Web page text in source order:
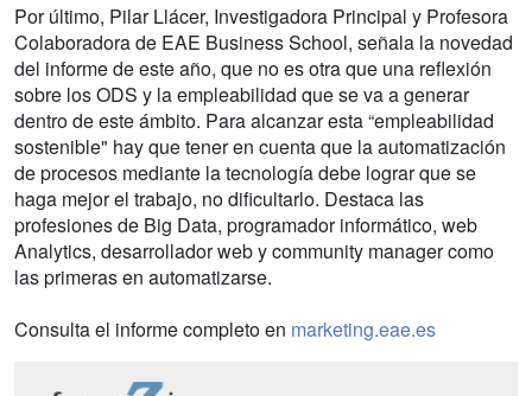
Por último, Pilar Llácer, Investigadora Principal y Profesora
Colaboradora de EAE Business School, señala la novedad
del informe de este año, que no es otra que una reflexión
sobre los ODS y la empleabilidad que se va a generar
dentro de este ámbito. Para alcanzar esta “empleabilidad
sostenible" hay que tener en cuenta que la automatización
de procesos mediante la tecnología debe lograr que se
haga mejor el trabajo, no dificultarlo. Destaca las
profesiones de Big Data, programador informático, web
Analytics, desarrollador web y community manager como
las primeras en automatizarse.
Consulta el informe completo en marketing.eae.es